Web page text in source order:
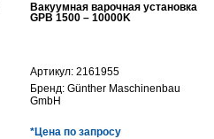
Вакуумная варочная установка
GPB 1500 – 10000K
Артикул: 2161955
Бренд: Günther Maschinenbau
GmbH
*Цена по запросу